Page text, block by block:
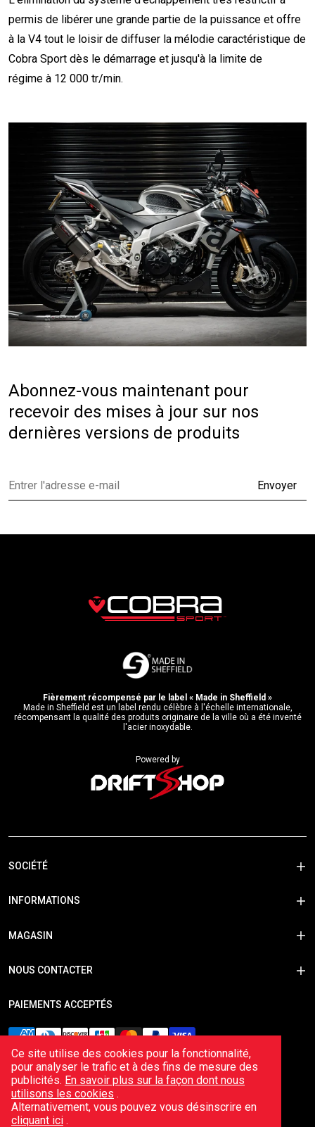
permis de libérer une grande partie de la puissance et offre
à la V4 tout le loisir de diffuser la mélodie caractéristique de
Cobra Sport dès le démarrage et jusqu'à la limite de
régime à 12 000 tr/min.
Abonnez-vous maintenant pour
recevoir des mises à jour sur nos
dernières versions de produits
Envoyer
Fièrement récompensé par le label « Made in Sheffield »
Made in Sheffield est un label rendu célèbre à l'échelle internationale,
récompensant la qualité des produits originaire de la ville où a été inventé
l'acier inoxydable.
Powered by
SOCIÉTÉ
INFORMATIONS
MAGASIN
NOUS CONTACTER
PAIEMENTS ACCEPTÉS
Ce site utilise des cookies pour la fonctionnalité,
pour analyser le trafic et à des fins de mesure des
publicités. En savoir plus sur la façon dont nous
utilisons les cookies .
Alternativement, vous pouvez vous désinscrire en
cliquant ici .